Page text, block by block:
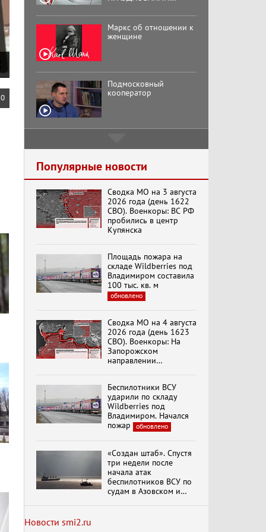
0
ТРЕТЬЕЙ ГОДОВЩИНЫ
ОСВОБОЖДЕНИЯ ОРЛА
ОТ НЕМЕЦКО-
ФАШИСТСКИХ
Маркс об отношении к
женщине
Подмосковный
кооператор
«Додоговаривались...»
Бренды Советской
эпохи "Гжель"
Специальный репортаж
«Изменимся или
вымрем»
РОССИИ! Обращение
Г.А. Зюганова,
Председателя ЦК
КПРФ Руководителя
фракции КПРФ в
Государственной Думе
Документальный
террор"
Бить смелее!
В.Баранец, В.Дандыкин,
(06.08.2026)
Темы дня (06.08.2026)
ДЕЛЕГАЦИЯ ЦК КПРФ
ПРИНЯЛА УЧАСТИЕ В
Популярные новости
Сводка МО на 3 августа
2026 года (день 1622
СВО). Военкоры: ВС РФ
пробились в центр
Купянска
Площадь пожара на
складе Wildberries под
Владимиром составила
100 тыс. кв. м
обновлено
Сводка МО на 4 августа
2026 года (день 1623
СВО). Военкоры: На
Запорожском
направлении
Степногорска
Беспилотники ВСУ
ударили по складу
Wildberries под
Владимиром. Начался
пожар
обновлено
«Создан штаб». Спустя
три недели после
начала атак
беспилотников ВСУ по
судам в Азовском и
Новости smi2.ru